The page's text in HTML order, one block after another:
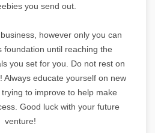
you send out.
however only you can
foundation until reaching the
you set for you. Do not rest on
Always educate yourself on new
to improve to help make
Good luck with your future
venture!